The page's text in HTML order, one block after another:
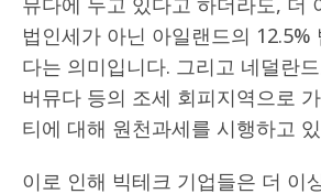
법인세가 아닌 아일랜드의 12.5%
다는 의미입니다. 그리고 네덜란
버뮤다 등의 조세 회피지역으로
티에 대해 원천과세를 시행하고
이로 인해 빅테크 기업들은 더 이